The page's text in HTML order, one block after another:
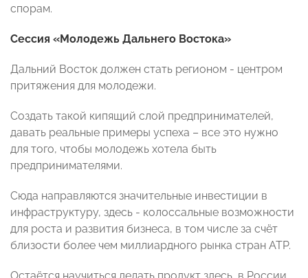
спорам.
Сессия «Молодежь Дальнего Востока»
Дальний Восток должен стать регионом - центром
притяжения для молодежи.
Создать такой кипящий слой предпринимателей,
давать реальные примеры успеха – все это нужно
для того, чтобы молодежь хотела быть
предпринимателями.
Сюда направляются значительные инвестиции в
инфраструктуру, здесь - колоссальные возможности
для роста и развития бизнеса, в том числе за счёт
близости более чем миллиардного рынка стран АТР.